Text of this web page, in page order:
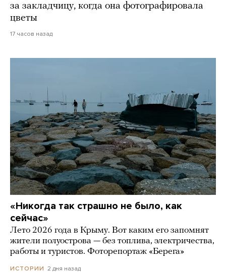
за закладчицу, когда она фотографировала
цветы
17 часов назад
«Никогда так страшно не было, как
сейчас»
Лето 2026 года в Крыму. Вот каким его запомнят
жители полуострова — без топлива, электричества,
работы и туристов. Фоторепортаж «Берега»
ИСТОРИИ 2 дня назад